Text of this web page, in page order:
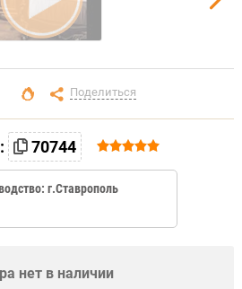
Поделиться
70744
г.Ставрополь
нет в наличии